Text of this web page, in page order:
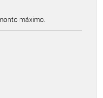
máximo.